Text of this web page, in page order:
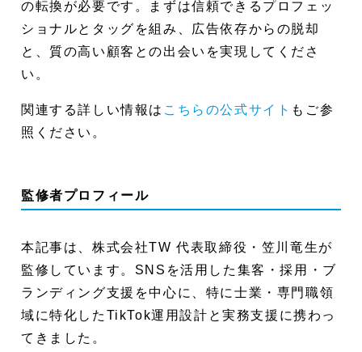
の転換が必要です。まずは信頼できるプロフェッ
ショナルとタッグを組み、広告依存からの脱却
と、質の高い顧客との出会いを実現してくださ
い。
関連する詳しい情報は こちらの公式サイト もご参
照ください。
監修者プロフィール
本記事は、株式会社TW 代表取締役・笠川竜生が
監修しています。SNSを活用した集客・採用・ブ
ランディング支援を中心に、特に士業・専門職領
域に特化したTikTok運用設計と実務支援に携わっ
てきました。